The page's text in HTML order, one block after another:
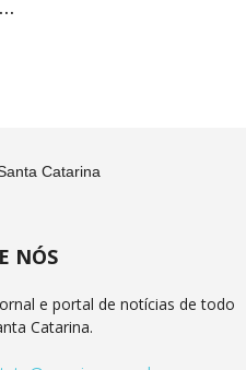
NÓS
e portal de notícias de todo
Catarina.